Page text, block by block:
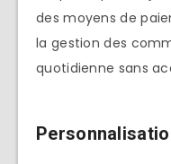
des moyens de
la gestion des
quotidienne sans